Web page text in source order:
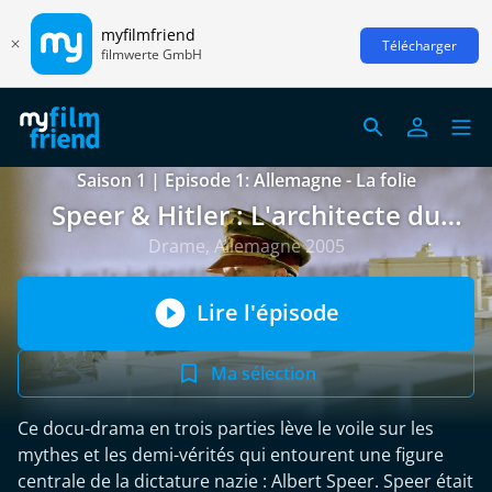
myfilmfriend
filmwerte GmbH Télécharger
Saison 1 | Episode 1: Allemagne - La folie
Speer & Hitler : L'architecte du
diable
Drame, Allemagne 2005
Lire l'épisode
Ma sélection
Ce docu-drama en trois parties lève le voile sur les
mythes et les demi-vérités qui entourent une figure
centrale de la dictature nazie : Albert Speer. Speer était